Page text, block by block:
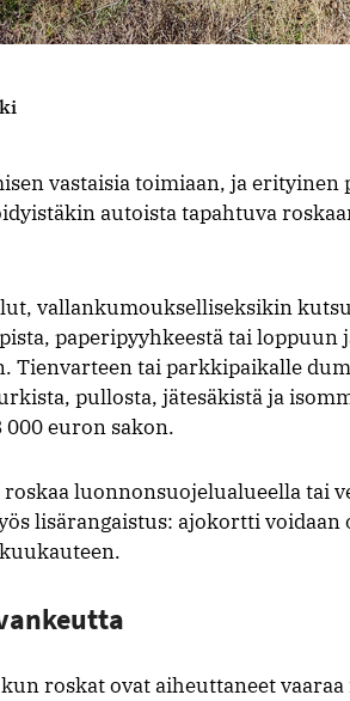
vastaisia toimiaan, ja
autoista tapahtuva
vallankumoukselliseksikin
paperipyyhkeestä tai
Tienvarteen tai parkkipaikalle
pullosta, jätesäkistä ja
euron sakon.
luonnonsuojelualueella tai
lisärangaistus: ajokortti voidaan
kun roskat ovat aiheuttaneet